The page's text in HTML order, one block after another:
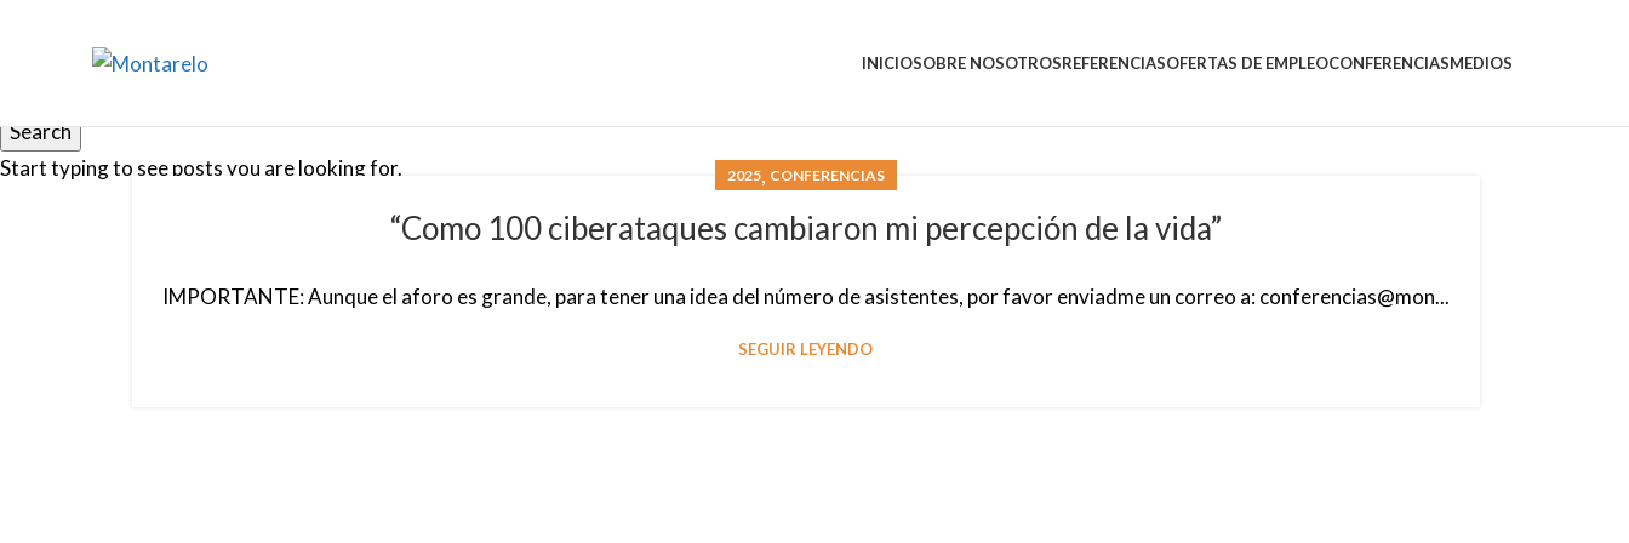
INICIOSOBRE NOSOTROSREFERENCIASOFERTAS DE EMPLEOCONFERENCIASMEDIOS
2025, CONFERENCIAS
“Como 100 ciberataques cambiaron mi percepción de la vida”
IMPORTANTE: Aunque el aforo es grande, para tener una idea del número de asistentes, por favor enviadme un correo a: conferencias@mon...
SEGUIR LEYENDO
Search
Start typing to see posts you are looking for.